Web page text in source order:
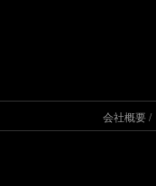
会社概要 /